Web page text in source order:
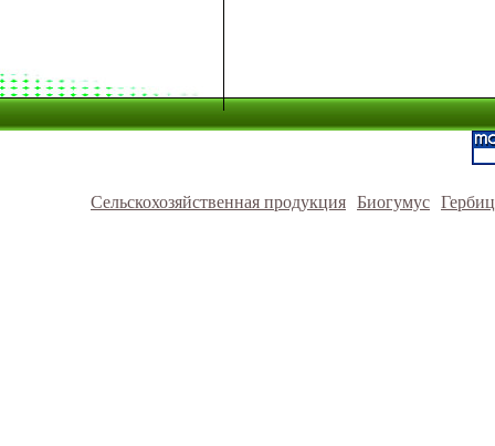
Сельскохозяйственная продукция Биогумус